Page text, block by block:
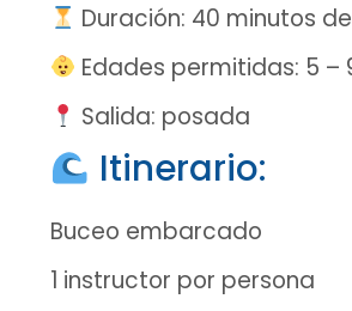
Duración: 40 minutos
Edades permitidas: 5 –
Salida: posada
Itinerario:
Buceo embarcado
1 instructor por persona